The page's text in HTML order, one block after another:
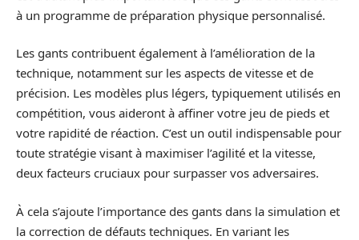
à un programme de préparation physique personnalisé.
Les gants contribuent également à l’amélioration de la
technique, notamment sur les aspects de vitesse et de
précision. Les modèles plus légers, typiquement utilisés en
compétition, vous aideront à affiner votre jeu de pieds et
votre rapidité de réaction. C’est un outil indispensable pour
toute stratégie visant à maximiser l’agilité et la vitesse,
deux facteurs cruciaux pour surpasser vos adversaires.
À cela s’ajoute l’importance des gants dans la simulation et
la correction de défauts techniques. En variant les